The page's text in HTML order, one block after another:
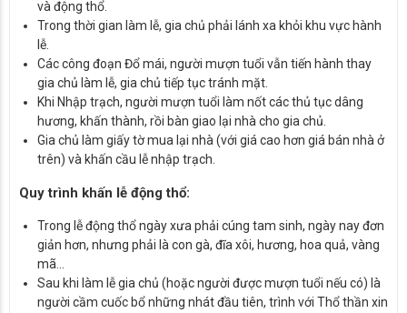
và động thổ.
Trong thời gian làm lễ, gia chủ phải lánh xa khỏi khu vực hành
lễ.
Các công đoạn Đổ mái, người mượn tuổi vẫn tiến hành thay
gia chủ làm lễ, gia chủ tiếp tục tránh mặt.
Khi Nhập trạch, người mượn tuổi làm nốt các thủ tục dâng
hương, khấn thành, rồi bàn giao lại nhà cho gia chủ.
Gia chủ làm giấy tờ mua lại nhà (với giá cao hơn giá bán nhà ở
trên) và khấn cầu lễ nhập trạch.
Quy trình khấn lễ động thổ:
Trong lễ động thổ ngày xưa phải cúng tam sinh, ngày nay đơn
giản hơn, nhưng phải là con gà, đĩa xôi, hương, hoa quả, vàng
mã…
Sau khi làm lễ gia chủ (hoặc người được mượn tuổi nếu có) là
người cầm cuốc bổ những nhát đầu tiên, trình với Thổ thần xin